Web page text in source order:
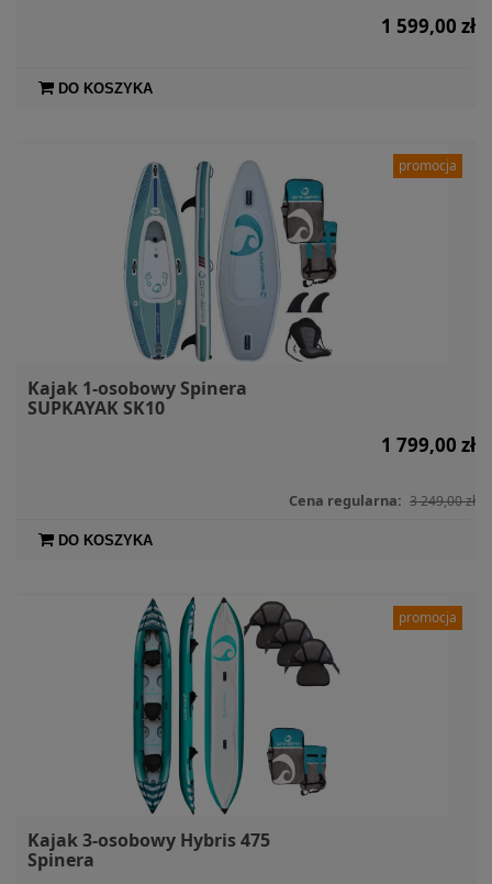
1 599,00 zł
DO KOSZYKA
Kajak 1-osobowy Spinera
SUPKAYAK SK10
1 799,00 zł
Cena regularna: 3 249,00 zł
DO KOSZYKA
promocja
Kajak 3-osobowy Hybris 475
Spinera
promocja